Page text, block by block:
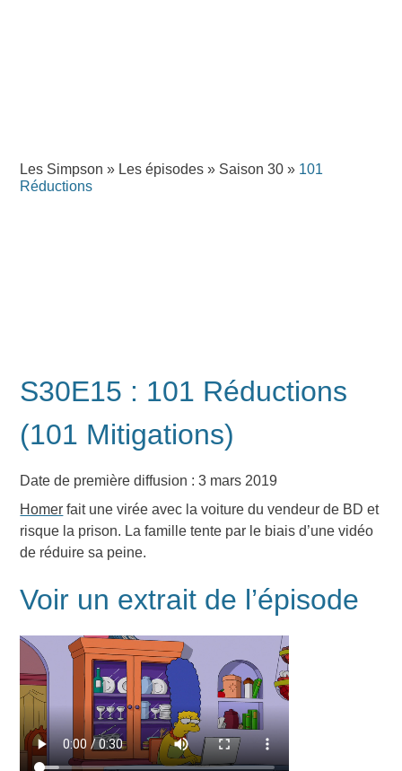
Les Simpson » Les épisodes » Saison 30 » 101
Réductions
S30E15 : 101 Réductions
(101 Mitigations)
Date de première diffusion : 3 mars 2019
Homer fait une virée avec la voiture du vendeur de BD et
risque la prison. La famille tente par le biais d’une vidéo
de réduire sa peine.
Voir un extrait de l’épisode